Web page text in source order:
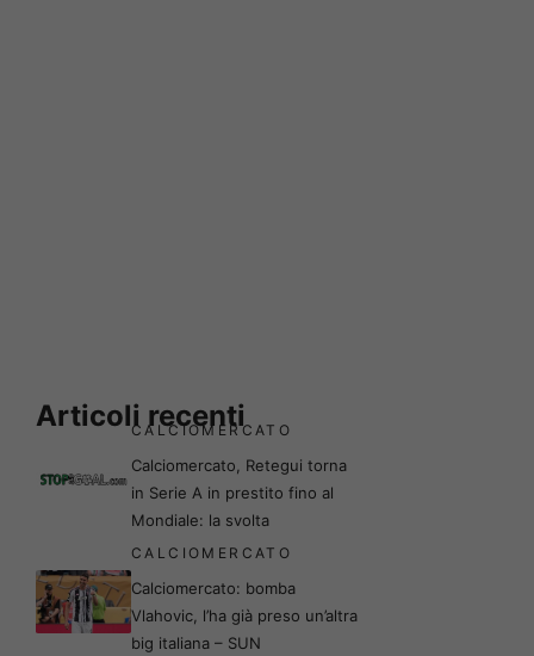
Articoli recenti
CALCIOMERCATO
Calciomercato, Retegui torna
in Serie A in prestito fino al
Mondiale: la svolta
CALCIOMERCATO
Calciomercato: bomba
Vlahovic, l’ha già preso un’altra
big italiana – SUN